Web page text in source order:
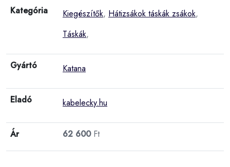
Kategória Kiegészítők, Hátizsákok táskák zsákok,
Táskák,
Gyártó Katana
Eladó kabelecky.hu
Ár 62 600Ft